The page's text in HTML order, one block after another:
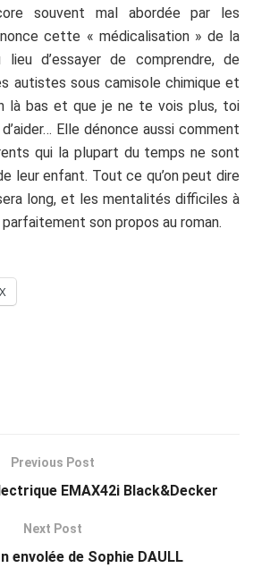
souvent mal abordée par les
cette « médicalisation » de la
d’essayer de comprendre, de
autistes sous camisole chimique et
là bas et que je ne te vois plus, toi
Elle dénonce aussi comment
qui la plupart du temps ne sont
leur enfant. Tout ce qu’on peut dire
long, et les mentalités difficiles à
son propos au roman.
X
Previous Post
EMAX42i Black&Decker
Next Post
envolée de Sophie DAULL